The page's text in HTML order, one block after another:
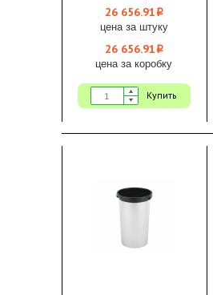
белый 1/1
26 656.91 i
цена за штуку
26 656.91 i
цена за коробку
Купить